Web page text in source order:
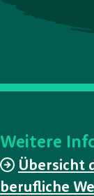
Weitere
Übersicht
berufliche